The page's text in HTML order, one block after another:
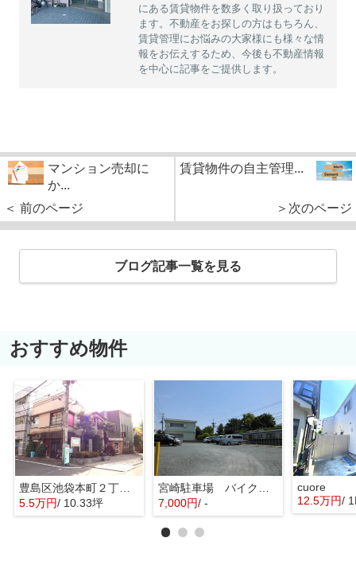
にある賃貸物件を数多く取り扱っており
ます。不動産をお探しの方はもちろん、
賃貸管理にお悩みの大家様にも様々な情
報をお伝えするため、今後も不動産情報
を中心に記事をご提供します。
マンション売却に
か...
＜ 前のページ
賃貸物件の自主管理...
＞次のページ
ブログ記事一覧を見る
おすすめ物件
豊島区池袋本町２丁目の倉庫
5.5万円/ 10.33坪
宮崎駐車場 バイク区画
7,000円/ -
cuore
12.5万円/